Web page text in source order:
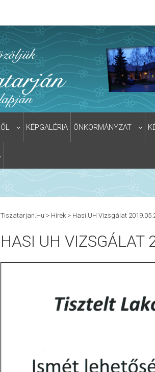
KÉPGALÉRIA ÖNKORMÁNYZAT
Tiszatarjan.hu > Hírek> Hasi UH Vizsgálat
HASI UH VIZSGÁLAT